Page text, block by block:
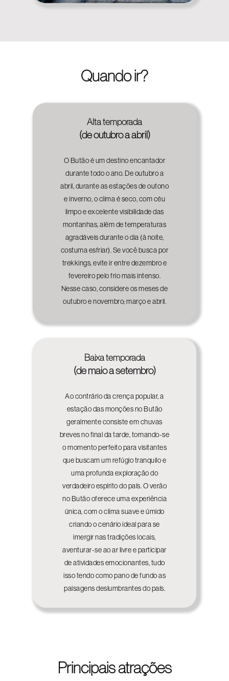
Quando ir?
Alta temporada
(de outubro a abril)
O Butão é um destino encantador
durante todo o ano. De outubro a
abril, durante as estações de outono
e inverno, o clima é seco, com céu
limpo e excelente visibilidade das
montanhas, além de temperaturas
agradáveis durante o dia (à noite,
costuma esfriar). Se você busca por
trekkings, evite ir entre dezembro e
fevereiro pelo frio mais intenso.
Nesse caso, considere os meses de
outubro e novembro; março e abril.
Baixa temporada
(de maio a setembro)
Ao contrário da crença popular, a
estação das monções no Butão
geralmente consiste em chuvas
breves no final da tarde, tornando-se
o momento perfeito para visitantes
que buscam um refúgio tranquilo e
uma profunda exploração do
verdadeiro espírito do país. O verão
no Butão oferece uma experiência
única, com o clima suave e úmido
criando o cenário ideal para se
imergir nas tradições locais,
aventurar-se ao ar livre e participar
de atividades emocionantes, tudo
isso tendo como pano de fundo as
paisagens deslumbrantes do país.
Principais atrações